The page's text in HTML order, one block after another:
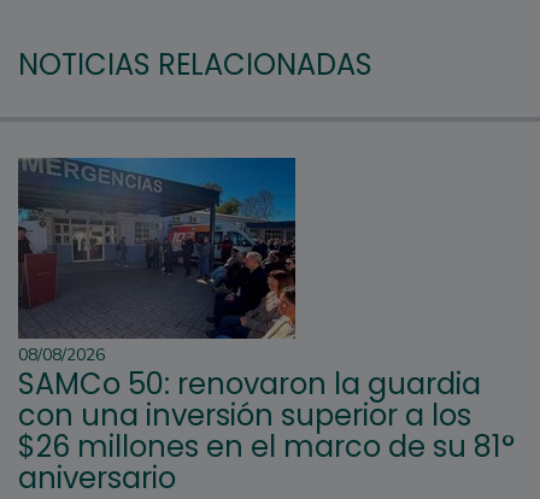
NOTICIAS RELACIONADAS
08/08/2026
SAMCo 50: renovaron la guardia
con una inversión superior a los
$26 millones en el marco de su 81°
aniversario